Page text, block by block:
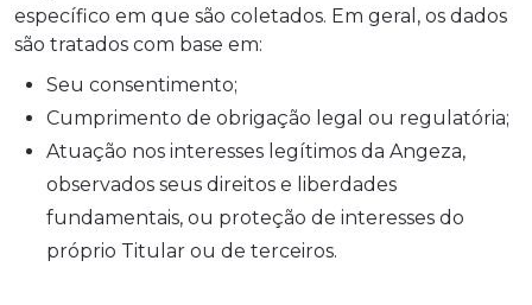
específico em que são coletados. Em geral, os dados
são tratados com base em:
Seu consentimento;
Cumprimento de obrigação legal ou regulatória;
Atuação nos interesses legítimos da Angeza,
observados seus direitos e liberdades
fundamentais, ou proteção de interesses do
próprio Titular ou de terceiros.